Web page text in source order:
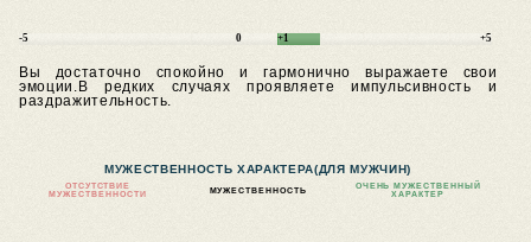
-5 0 +1 +5
Вы достаточно спокойно и гармонично выражаете свои
эмоции.В редких случаях проявляете импульсивность и
раздражительность.
МУЖЕСТВЕННОСТЬ ХАРАКТЕРА(ДЛЯ МУЖЧИН)
ОТСУТСТВИЕ
МУЖЕСТВЕННОСТИ
МУЖЕСТВЕННОСТЬ
ОЧЕНЬ МУЖЕСТВЕННЫЙ
ХАРАКТЕР